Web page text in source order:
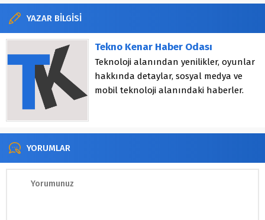
YAZAR BİLGİSİ
Tekno Kenar Haber Odası
Teknoloji alanından yenilikler, oyunlar
hakkında detaylar, sosyal medya ve
mobil teknoloji alanındaki haberler.
YORUMLAR